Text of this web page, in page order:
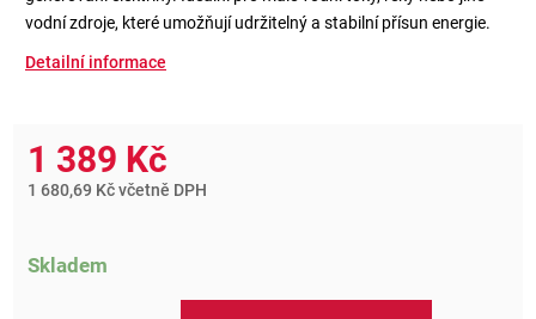
vodní zdroje, které umožňují udržitelný a stabilní přísun energie.
Detailní informace
1 389 Kč
1 680,69 Kč včetně DPH
Skladem